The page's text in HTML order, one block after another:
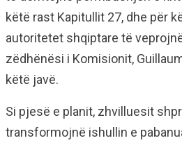
këtë rast Kapitullit 27, dhe për
autoritetet shqiptare të
zëdhënësi i Komisionit,
këtë javë.
Si pjesë e planit, zhvilluesit
transformojnë ishullin e